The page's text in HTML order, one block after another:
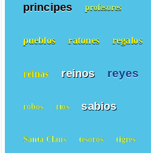
principes profesores
pueblos ratones regalos
reinas reinos reyes
robos ríos sabios
Santa Claus tesoros tigres